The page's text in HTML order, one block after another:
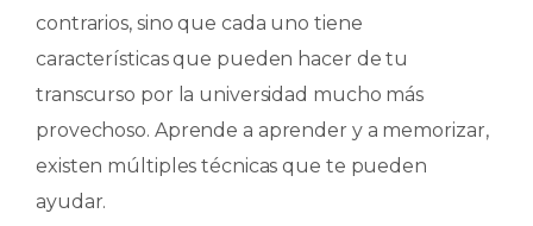
contrarios, sino que cada uno tiene
características que pueden hacer de tu
transcurso por la universidad mucho más
provechoso. Aprende a aprender y a memorizar,
existen múltiples técnicas que te pueden
ayudar.